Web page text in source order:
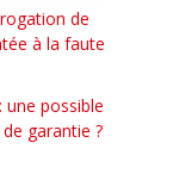
de
à la faute
possible
garantie ?